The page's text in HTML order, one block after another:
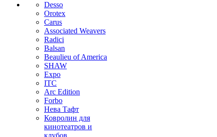
Desso
Orotex
Carus
Associated Weavers
Radici
Balsan
Beaulieu of America
SHAW
Expo
ITC
Arc Edition
Forbo
Нева Тафт
Ковролин для
кинотеатров и
клубов